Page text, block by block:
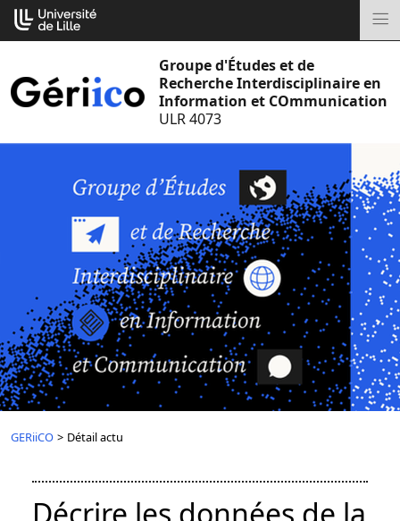
Aller
au
Groupe d'Études et de
Recherche Interdisciplinaire en
Information et COmmunication
ULR 4073
GERiiCO > Détail actu
Cookies management panel